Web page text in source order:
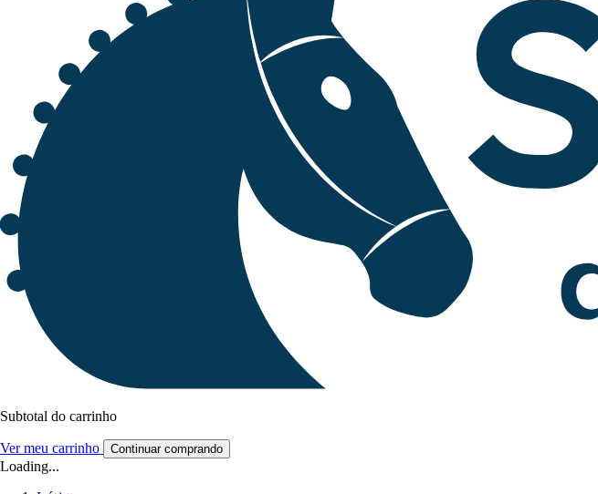
Subtotal do carrinho
Ver meu carrinho Continuar comprando
Loading...